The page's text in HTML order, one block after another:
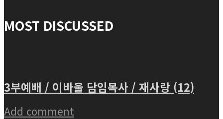
MOST DISCUSSED
3부예배 / 이바울 담임목사 / 재사랑 (12)
Add comment